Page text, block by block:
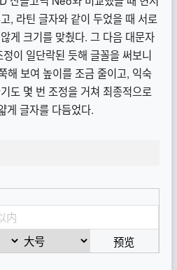
, 라틴 글자와 같이 두었을 때 서로
게 크기를 맞췄다. 그 다음 대문자
이 일단락된 듯해 글꼴을 써보니
해 보여 높이를 조금 줄이고, 익숙
도 몇 번 조정을 거쳐 최종적으로
게 글자를 다듬었다.
预览